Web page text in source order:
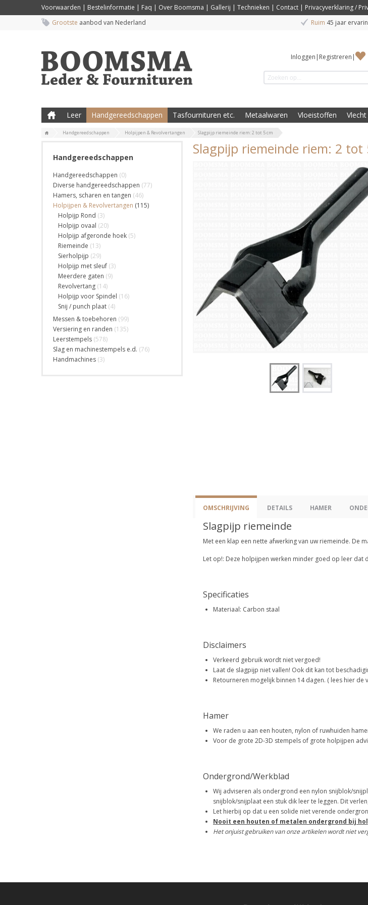
Voorwaarden | Bestelinformatie | Faq | Over Boomsma | Gallerij | Technieken | Contact | Privacyverklaring /
Grootste aanbod van Nederland Ruim 45 jaar
Inloggen | Registreren |
Leer Handgereedschappen Tasfournituren etc. Metaalwaren Vloeistoffen
Handgereedschappen Holpijpen & Revolvertangen Slagpijp riemeinde riem: 2 tot 5 cm
Handgereedschappen
Handgereedschappen (0)
Diverse handgereedschappen (77)
Hamers, scharen en tangen (46)
Holpijpen & Revolvertangen (115)
Holpijp Rond (3)
Holpijp ovaal (20)
Holpijp afgeronde hoek (5)
Riemeinde (13)
Sierholpijp (29)
Holpijp met sleuf (3)
Meerdere gaten (9)
Revolvertang (14)
Holpijp voor Spindel (16)
Snij / punch plaat (4)
Messen & toebehoren (99)
Versiering en randen (135)
Leerstempels (578)
Slag en machinestempels e.d. (76)
Handmachines (3)
Slagpijp riemeinde riem: 2 tot
OMSCHRIJVING DETAILS HAMER
Slagpijp riemeinde
Met een klap een nette afwerking van uw riemeinde. De
Let op!: Deze holpijpen werken minder goed op leer dat
Specificaties
Materiaal: Carbon staal
Disclaimers
Verkeerd gebruik wordt niet vergoed!
Laat de slagpijp niet vallen! Ook dit kan tot
Retourneren mogelijk binnen 14 dagen. ( lees hier
Hamer
We raden u aan een houten, nylon of ruwhuiden
Voor de grote 2D-3D stempels of grote holpijpen
Ondergrond/Werkblad
Wij adviseren als ondergrond een nylon snijblok/
snijblok/snijplaat een stuk dik leer te leggen. Dit
Let hierbij op dat u een solide niet verende
Nooit een houten of metalen ondergrond bij
Het onjuist gebruiken van onze artikelen wordt niet